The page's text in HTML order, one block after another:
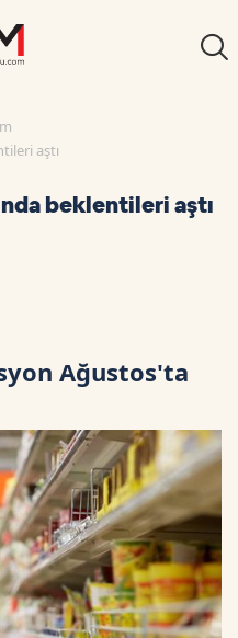
aştı
beklentileri aştı
Ağustos'ta